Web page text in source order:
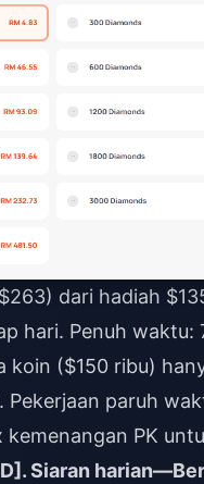
dari hadiah
hari. Penuh
koin ($150 ribu)
Pekerjaan paruh
PK
Siaran